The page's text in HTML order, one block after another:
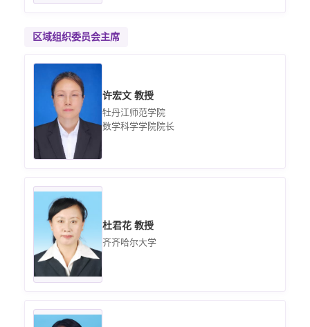
区域组织委员会主席
许宏文 教授
牡丹江师范学院
数学科学学院院长
杜君花 教授
齐齐哈尔大学